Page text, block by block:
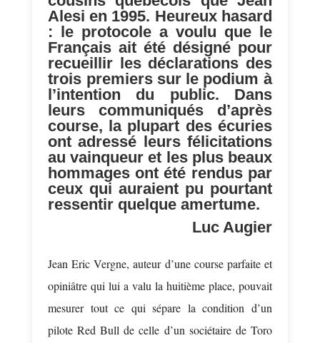
Alesi en 1995. Heureux hasard
: le protocole a voulu que le
Français ait été désigné pour
recueillir les déclarations des
trois premiers sur le podium à
l’intention du public. Dans
leurs communiqués d’après
course, la plupart des écuries
ont adressé leurs félicitations
au vainqueur et les plus beaux
hommages ont été rendus par
ceux qui auraient pu pourtant
ressentir quelque amertume.
Luc Augier
Jean Eric Vergne, auteur d’une course parfaite et
opiniâtre qui lui a valu la huitième place, pouvait
mesurer tout ce qui sépare la condition d’un
pilote Red Bull de celle d’un sociétaire de Toro